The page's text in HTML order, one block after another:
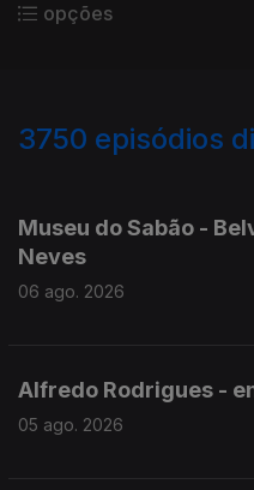
opções
3750 episódios
Museu do Sabão -
Neves
06 ago. 2026
Alfredo Rodrigues -
05 ago. 2026